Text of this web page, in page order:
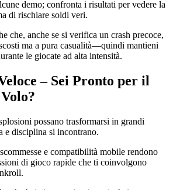
demo; confronta i risultati per vedere la
di rischiare soldi veri.
che, anche se si verifica un crash precoce,
ma a pura casualità—quindi mantieni
le giocate ad alta intensità.
– Sei Pronto per il
possano trasformarsi in grandi
e disciplina si incontrano.
e compatibilità mobile rendono
di gioco rapide che ti coinvolgono